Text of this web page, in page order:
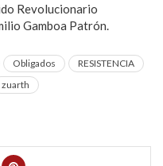
Revolucionario
Gamboa Patrón.
Obligados
RESISTENCIA
zuarth